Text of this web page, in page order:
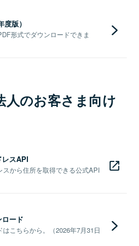
版）
形式でダウンロードできま
人のお客さま向け
レスAPI
から住所を取得できる公式API
ード
こちらから。（2026年7月31日